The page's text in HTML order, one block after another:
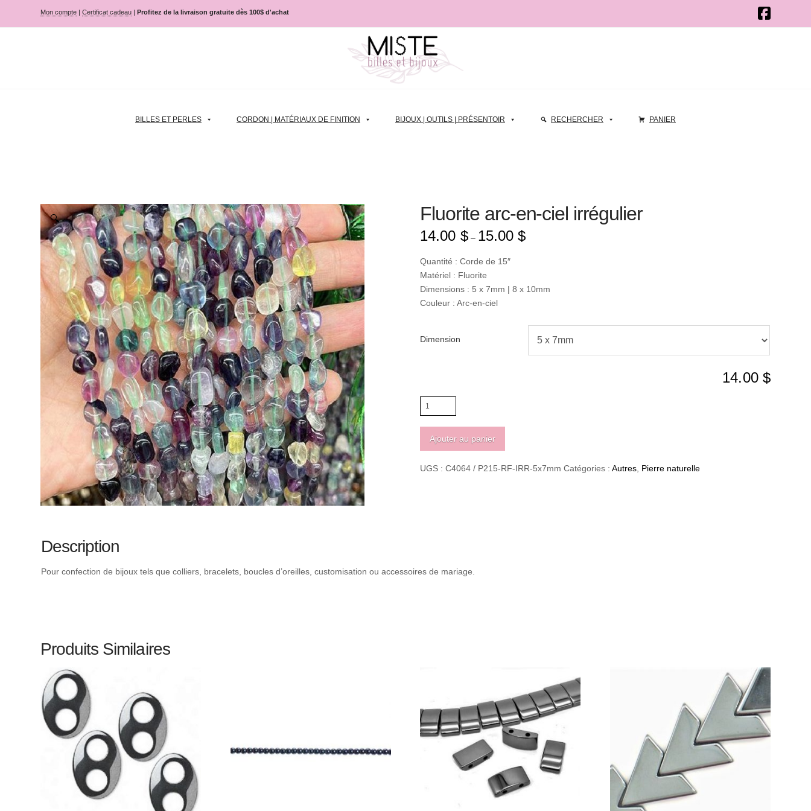
Mon compte |Certificat cadeau |Profitez de la livraison gratuite dès 100$ d'achat
BILLES ET PERLES CORDON | MATÉRIAUX DE FINITION BIJOUX | OUTILS | PRÉSENTOIR RECHERCHER PANIER
🔍 Fluorite arc-en-ciel irrégulier
14.00 $– 15.00$
Quantité : Corde de 15″
Matériel : Fluorite
Dimensions : 5 x 7mm | 8 x 10mm
Couleur : Arc-en-ciel
Dimension
14.00 $
quantité
de
arc-
ciel
Ajouter au panier
UGS :C4064 / P215-RF-IRR-5x7mm Catégories :Autres Pierre naturelle
Description
Pour confection de bijoux tels que colliers, bracelets, boucles d’oreilles, customisation ou accessoires de mariage.
Produits Similaires